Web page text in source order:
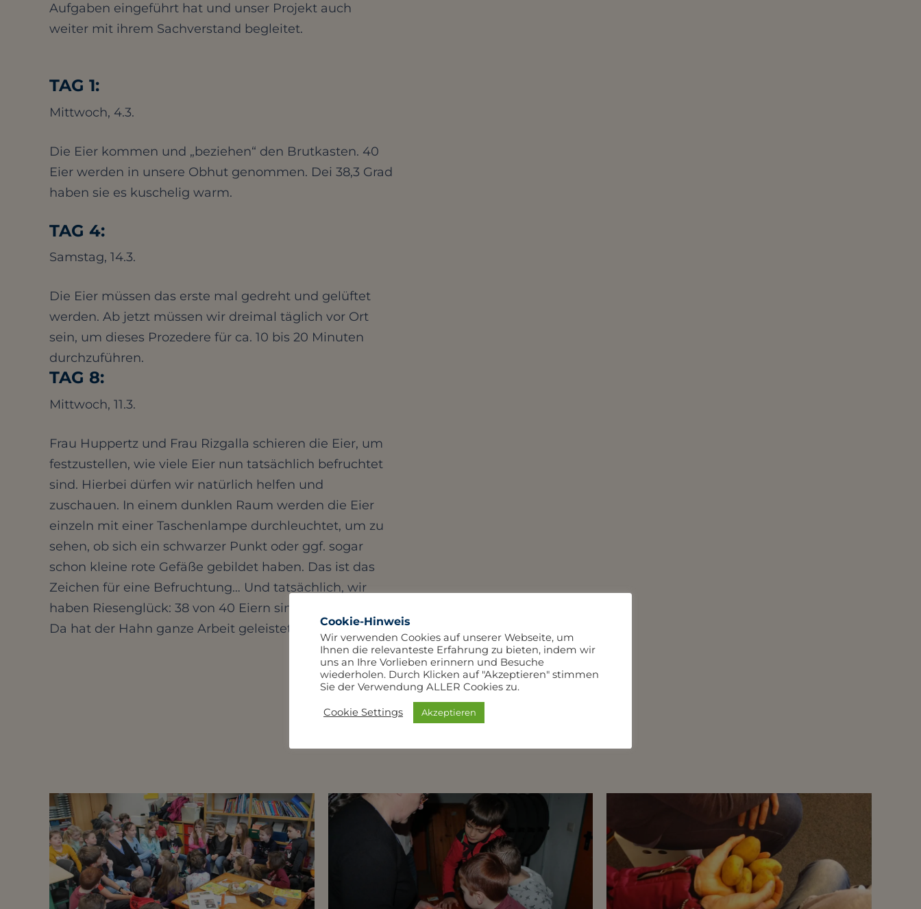
Aufgaben eingeführt hat und unser Projekt auch
weiter mit ihrem Sachverstand begleitet.
TAG 1:
Mittwoch, 4.3.
Die Eier kommen und „beziehen“ den Brutkasten. 40
Eier werden in unsere Obhut genommen. Dei 38,3 Grad
haben sie es kuschelig warm.
TAG 4:
Samstag, 14.3.
Die Eier müssen das erste mal gedreht und gelüftet
werden. Ab jetzt müssen wir dreimal täglich vor Ort
sein, um dieses Prozedere für ca. 10 bis 20 Minuten
durchzuführen.
TAG 8:
Mittwoch, 11.3.
Frau Huppertz und Frau Rizgalla schieren die Eier, um
festzustellen, wie viele Eier nun tatsächlich befruchtet
sind. Hierbei dürfen wir natürlich helfen und
zuschauen. In einem dunklen Raum werden die Eier
einzeln mit einer Taschenlampe durchleuchtet, um zu
sehen, ob sich ein schwarzer Punkt oder ggf. sogar
schon kleine rote Gefäße gebildet haben. Das ist das
Zeichen für eine Befruchtung… Und tatsächlich, wir
haben Riesenglück: 38 von 40 Eiern sind befruchtet!
Da hat der Hahn ganze Arbeit geleistet 😉
Cookie-Hinweis
Wir verwenden Cookies auf unserer Webseite, um
Ihnen die relevanteste Erfahrung zu bieten, indem wir
uns an Ihre Vorlieben erinnern und Besuche
wiederholen. Durch Klicken auf "Akzeptieren" stimmen
Sie der Verwendung ALLER Cookies zu.
Cookie Settings Akzeptieren